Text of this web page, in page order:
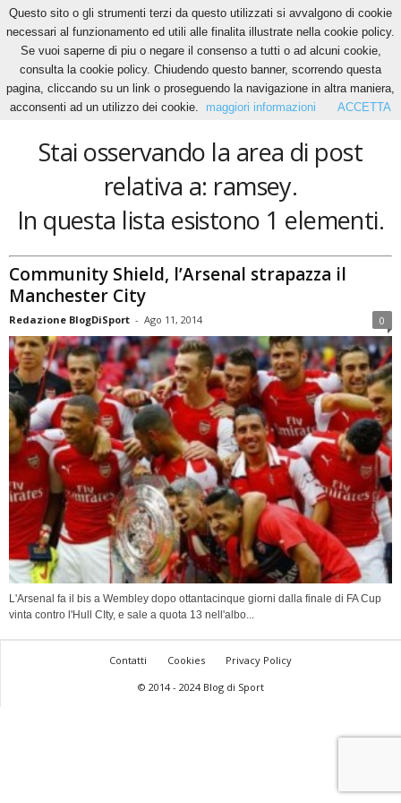
Home Tags Ramsey
ramsey
Stai osservando la area di post
relativa a: ramsey.
In questa lista esistono 1 elementi.
Community Shield, l’Arsenal strapazza il
Manchester City
Redazione BlogDiSport - Ago 11, 2014 0
L'Arsenal fa il bis a Wembley dopo ottantacinque giorni dalla finale di FA Cup
vinta contro l'Hull CIty, e sale a quota 13 nell'albo...
Contatti Cookies
Privacy Policy
© 2014 - 2024 Blog di Sport
Questo sito o gli strumenti terzi da questo utilizzati si avvalgono di cookie
necessari al funzionamento ed utili alle finalita illustrate nella cookie policy.
Se vuoi saperne di piu o negare il consenso a tutti o ad alcuni cookie,
consulta la cookie policy. Chiudendo questo banner, scorrendo questa
pagina, cliccando su un link o proseguendo la navigazione in altra maniera,
acconsenti ad un utilizzo dei cookie.
maggiori informazioni ACCETTA